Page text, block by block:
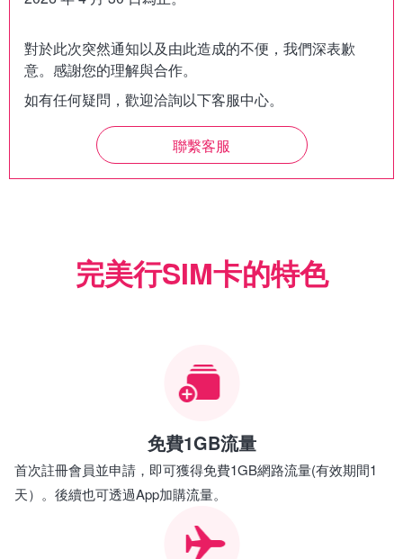
對於此次突然通知以及由此造成的不便，我們深表歉
如有任何疑問，歡迎洽詢以下客服中心。
聯繫客服
完美行SIM卡的特色
免費1GB流量
首次註冊會員並申請，即可獲得免費1GB網路流量(有效期間1
天）。後續也可透過App加購流量。